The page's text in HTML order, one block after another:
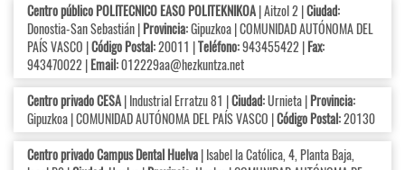
Centro público POLITECNICO EASO POLITEKNIKOA| Aitzol 2 |Ciudad:
Donostia-San Sebastián |Provincia:Gipuzkoa | COMUNIDAD AUTÓNOMA DEL
PAÍS VASCO |Código Postal:20011 |Teléfono:943455422 |Fax:
943470022 |Email:012229aa@hezkuntza.net
Centro privado CESA| Industrial Erratzu 81 |Ciudad:Urnieta |Provincia:
Gipuzkoa | COMUNIDAD AUTÓNOMA DEL PAÍS VASCO |Código Postal:20130
Centro privado Campus Dental Huelva| Isabel la Católica, 4, Planta Baja,